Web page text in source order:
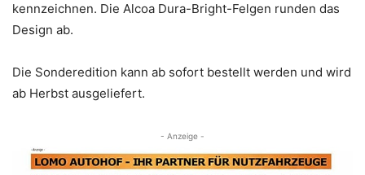
kennzeichnen. Die Alcoa Dura-Bright-Felgen runden das
Design ab.
Die Sonderedition kann ab sofort bestellt werden und wird
ab Herbst ausgeliefert.
- Anzeige -